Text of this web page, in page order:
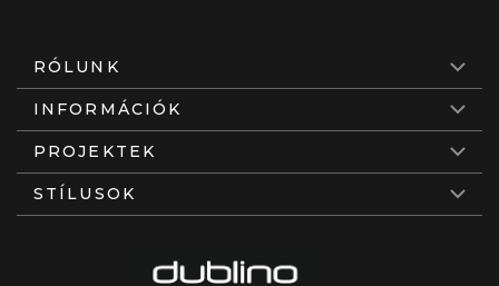
RÓLUNK
INFORMÁCIÓK
PROJEKTEK
STÍLUSOK